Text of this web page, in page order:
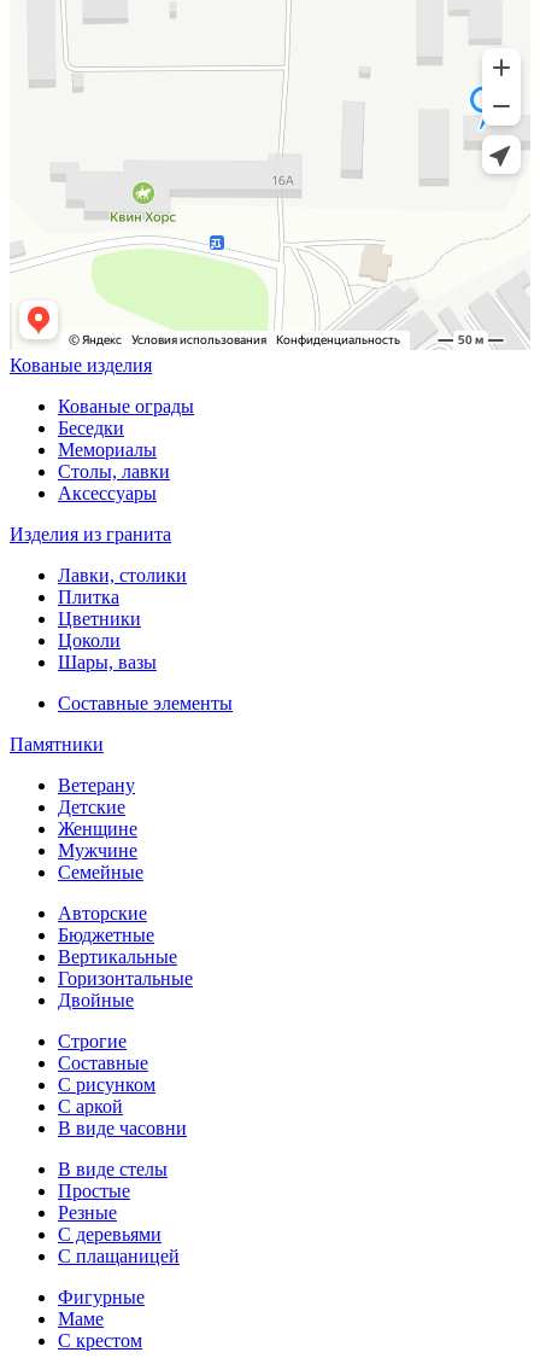
Кованые изделия
Кованые ограды
Беседки
Мемориалы
Столы, лавки
Аксессуары
Изделия из гранита
Лавки, столики
Плитка
Цветники
Цоколи
Шары, вазы
Составные элементы
Памятники
Ветерану
Детские
Женщине
Мужчине
Семейные
Авторские
Бюджетные
Вертикальные
Горизонтальные
Двойные
Строгие
Составные
С рисунком
С аркой
В виде часовни
В виде стелы
Простые
Резные
С деревьями
С плащаницей
Фигурные
Маме
С крестом